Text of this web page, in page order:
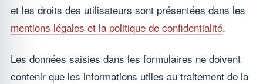
et les droits des utilisateurs sont présentées dans les
mentions légales et la politique de confidentialité.
Les données saisies dans les formulaires ne doivent
contenir que les informations utiles au traitement de la